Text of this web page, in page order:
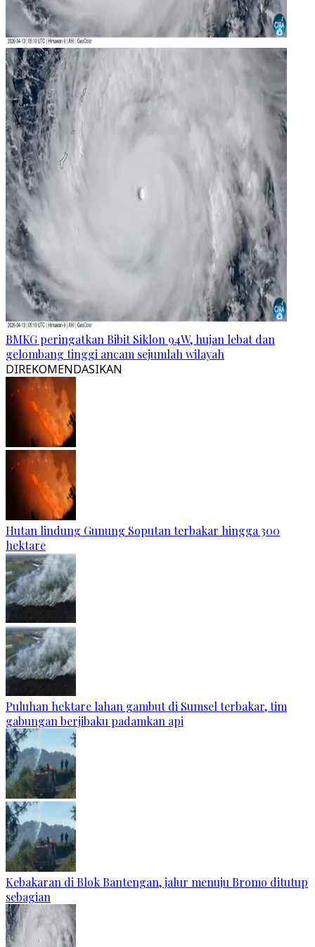
BMKG peringatkan Bibit Siklon 94W, hujan lebat dan
gelombang tinggi ancam sejumlah wilayah
DIREKOMENDASIKAN
Hutan lindung Gunung Soputan terbakar hingga 300
hektare
Puluhan hektare lahan gambut di Sumsel terbakar, tim
gabungan berjibaku padamkan api
Kebakaran di Blok Bantengan, jalur menuju Bromo ditutup
sebagian